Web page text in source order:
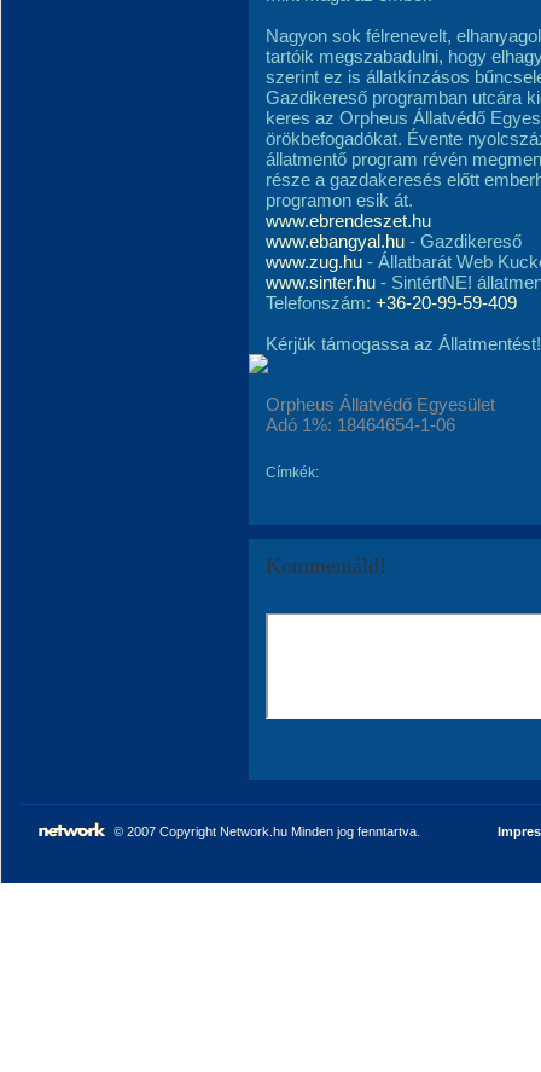
Nagyon sok félrenevelt,
tartóik megszabadulni, hogy
szerint ez is állatkínzásos
Gazdikereső programban utcára
keres az Orpheus Állatvédő
örökbefogadókat. Évente
állatmentő program révén
része a gazdakeresés előtt
programon esik át.
www.ebrendeszet.hu
www.ebangyal.hu - Gazdikereső
www.zug.hu - Állatbarát Web
www.sinter.hu - SintértNE!
Telefonszám: +36-20-99-59-409
Kérjük támogassa az Állatmentést!
Orpheus Állatvédő Egyesület
Adó 1%: 18464654-1-06
Címkék:
Kommentáld!
© 2007 Copyright Network.hu Minden jog fenntartva.